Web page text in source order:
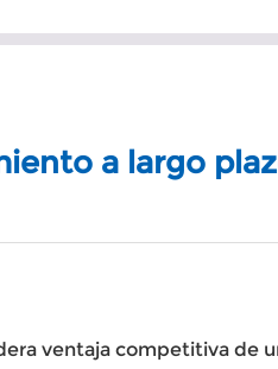
a largo
ventaja competitiva de